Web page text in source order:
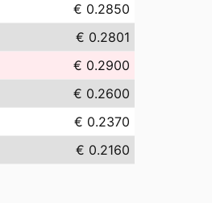
€ 0.2850
€ 0.2801
€ 0.2900
€ 0.2600
€ 0.2370
€ 0.2160